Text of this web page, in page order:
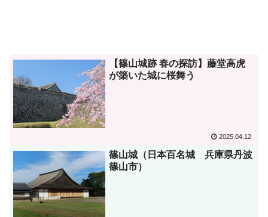
【篠山城跡 春の探訪】藤堂高虎
が築いた城に桜舞う
2025.04.12
篠山城（日本百名城 兵庫県丹波
篠山市）